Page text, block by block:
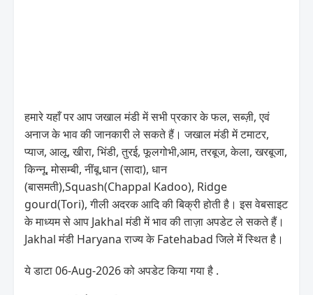
हमारे यहाँ पर आप जखाल मंडी में सभी प्रकार के फल, सब्ज़ी, एवं
अनाज के भाव की जानकारी ले सकते हैं। जखाल मंडी में टमाटर,
प्याज, आलू, खीरा, भिंडी, तुरई, फूलगोभी,आम, तरबूज, केला, खरबूजा,
किन्नू, मोसम्बी, नींबू,धान (सादा), धान
(बासमती),Squash(Chappal Kadoo), Ridge
gourd(Tori), गीली अदरक आदि की बिक्री होती है। इस वेबसाइट
के माध्यम से आप Jakhal मंडी में भाव की ताज़ा अपडेट ले सकते हैं।
Jakhal मंडी Haryana राज्य के Fatehabad जिले में स्थित है।
ये डाटा 06-Aug-2026 को अपडेट किया गया है .